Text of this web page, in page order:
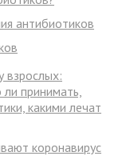
антибиотиков
взрослых:
принимать,
какими лечат
коронавирус